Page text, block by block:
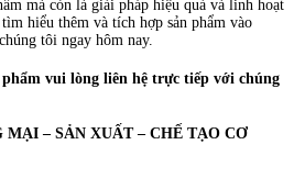
mà còn là giải pháp hiệu quả và linh hoạt
hiểu thêm và tích hợp sản phẩm vào
tôi ngay hôm nay.
vui lòng liên hệ trực tiếp với chúng
– SẢN XUẤT – CHẾ TẠO CƠ